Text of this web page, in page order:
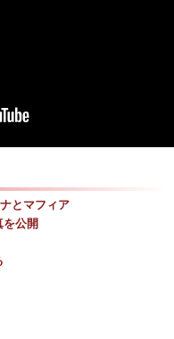
とマフィア
を公開